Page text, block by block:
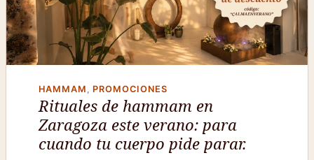
HAMMAM PROMOCIONES
Rituales de hammam en
Zaragoza este verano: para
cuando tu cuerpo pide parar.